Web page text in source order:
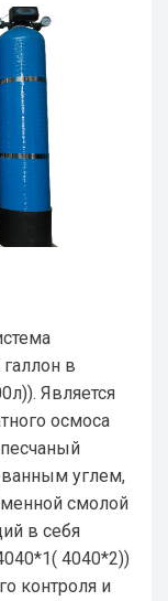
в
Является
осмоса
углем,
смолой
в себя
4040*2))
контроля и